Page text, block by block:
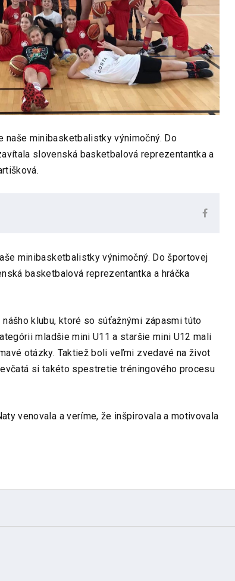
naše minibasketbalistky výnimočný. Do
slovenská basketbalová reprezentantka a
minibasketbalistky výnimočný. Do športovej
basketbalová reprezentantka a hráčka
klubu, ktoré so súťažnými zápasmi túto
mladšie mini U11 a staršie mini U12 mali
otázky. Taktiež boli veľmi zvedavé na život
si takéto spestretie tréningového procesu
venovala a veríme, že inšpirovala a motivovala